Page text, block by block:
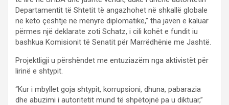
Departamentit të Shtetit të angazhohet në shkallë globale
në këto çështje në mënyrë diplomatike,” tha javën e kaluar
përmes një deklarate zoti Schatz, i cili kohët e fundit iu
bashkua Komisionit të Senatit për Marrëdhënie me Jashtë.
Projektligji u përshëndet me entuziazëm nga aktivistët për
lirinë e shtypit.
“Kur i mbyllet goja shtypit, korrupsioni, dhuna, pabarazia
dhe abuzimi i autoritetit mund të shpëtojnë pa u diktuar,”